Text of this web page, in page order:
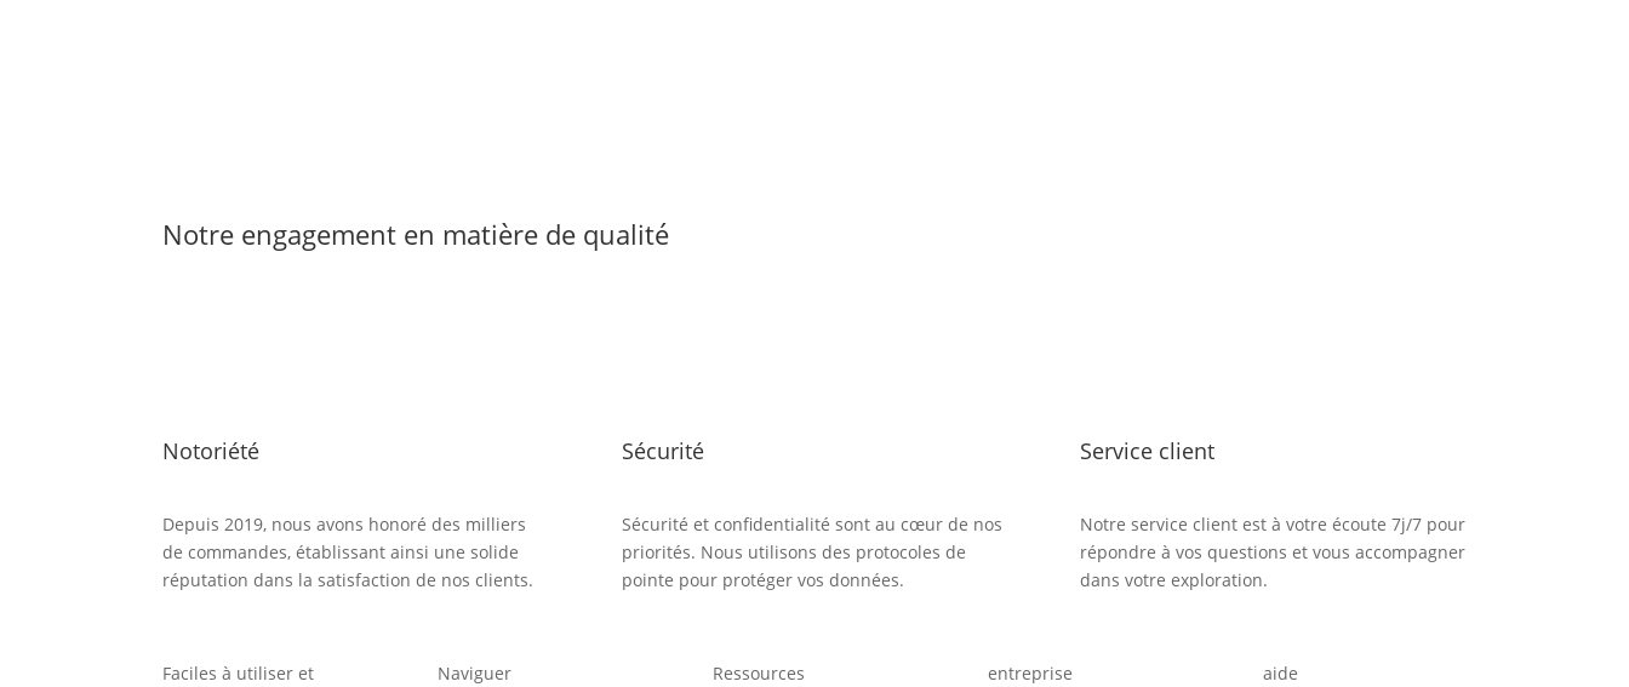
Notre engagement en matière de qualité
Notoriété
Depuis 2019, nous avons honoré des milliers
de commandes, établissant ainsi une solide
réputation dans la satisfaction de nos clients.
Sécurité
Sécurité et confidentialité sont au cœur de nos
priorités. Nous utilisons des protocoles de
pointe pour protéger vos données.
Service client
Notre service client est à votre écoute 7j/7 pour
répondre à vos questions et vous accompagner
dans votre exploration.
Faciles à utiliser et
Naviguer Ressources entreprise aide